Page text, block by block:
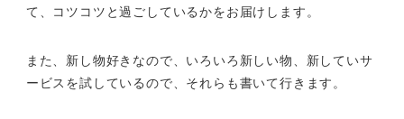
て、 コツコツと過ごしているかをお届けします。
また、新し物好きなので、いろいろ新しい物、 新していサ
ービスを試しているので、それらも書いて行きます。